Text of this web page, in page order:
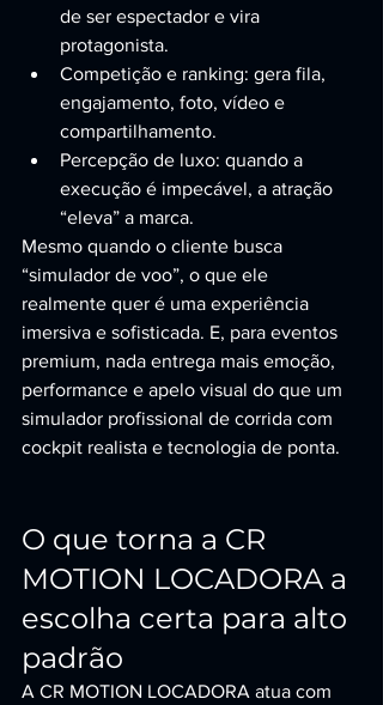
de ser espectador e vira
protagonista.
Competição e ranking: gera fila,
engajamento, foto, vídeo e
compartilhamento.
Percepção de luxo: quando a
execução é impecável, a atração
“eleva” a marca.
Mesmo quando o cliente busca
“simulador de voo”, o que ele
realmente quer é uma experiência
imersiva e sofisticada. E, para eventos
premium, nada entrega mais emoção,
performance e apelo visual do que um
simulador profissional de corrida com
cockpit realista e tecnologia de ponta.
O que torna a CR
MOTION LOCADORA a
escolha certa para alto
padrão
A CR MOTION LOCADORA atua com